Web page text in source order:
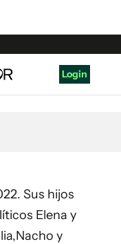
Login
Sus hijos
Elena y
y